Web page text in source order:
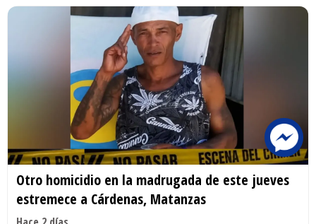
Otro homicidio en la madrugada de este jueves
estremece a Cárdenas, Matanzas